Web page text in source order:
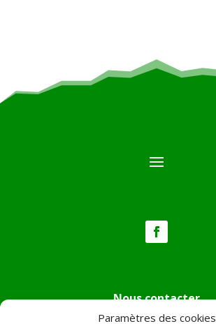
Paramètres des cookies
Nous contacter
Tél :04.95.36.24.02